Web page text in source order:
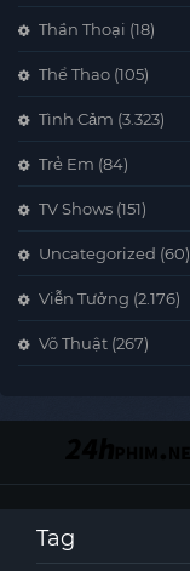
Thần Thoại (18)
Thể Thao (105)
Tình Cảm (3.323)
Trẻ Em (84)
TV Shows (151)
Uncategorized (60)
Viễn Tưởng (2.176)
Võ Thuật (267)
Tag